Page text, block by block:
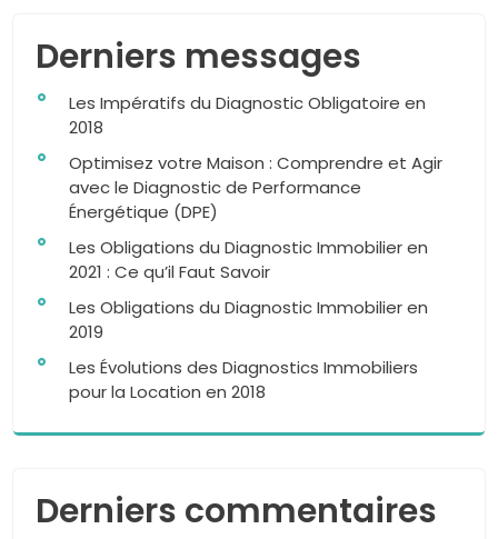
Derniers messages
Les Impératifs du Diagnostic Obligatoire en
2018
Optimisez votre Maison : Comprendre et Agir
avec le Diagnostic de Performance
Énergétique (DPE)
Les Obligations du Diagnostic Immobilier en
2021 : Ce qu’il Faut Savoir
Les Obligations du Diagnostic Immobilier en
2019
Les Évolutions des Diagnostics Immobiliers
pour la Location en 2018
Derniers commentaires